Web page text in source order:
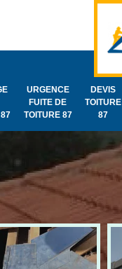
URGENCE
FUITE DE
TOITURE 87
DEVIS
TOITURE
87